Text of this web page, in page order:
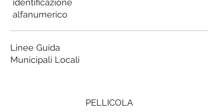
PELLICOLA
alfanumerico
Linee Guida
Municipali Locali